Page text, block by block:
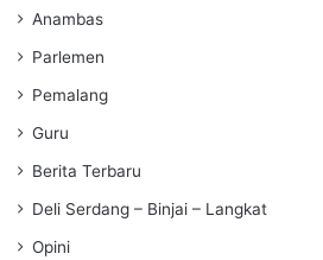
Anambas
Parlemen
Pemalang
Guru
Berita Terbaru
Deli Serdang – Binjai – Langkat
Opini